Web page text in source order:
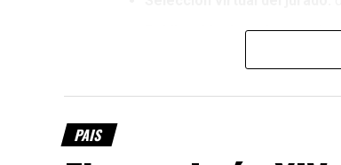
Publicación de artistas
Quiénes pueden
PAIS